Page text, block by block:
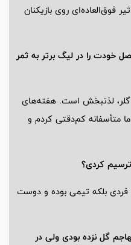
فوق‌العاده‌ای روی بازیکنان
را در لیگ برتر به ثمر
گلر، لذتبخش است. هفته‌های
متأسفانه کم‌دقتی کردم و
کردی؟
بلکه تیمی بوده و دوست
گل نزده بودی ولی در